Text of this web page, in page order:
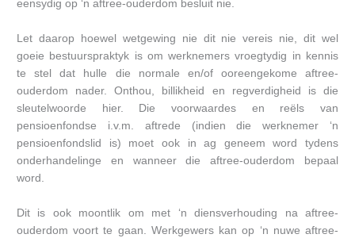
eensydig op ‘n aftree-ouderdom besluit nie.
Let daarop hoewel wetgewing nie dit nie vereis nie, dit wel
goeie bestuurspraktyk is om werknemers vroegtydig in kennis
te stel dat hulle die normale en/of ooreengekome aftree-
ouderdom nader. Onthou, billikheid en regverdigheid is die
sleutelwoorde hier. Die voorwaardes en reëls van
pensioenfondse i.v.m. aftrede (indien die werknemer ‘n
pensioenfondslid is) moet ook in ag geneem word tydens
onderhandelinge en wanneer die aftree-ouderdom bepaal
word.
Dit is ook moontlik om met ‘n diensverhouding na aftree-
ouderdom voort te gaan. Werkgewers kan op ‘n nuwe aftree-